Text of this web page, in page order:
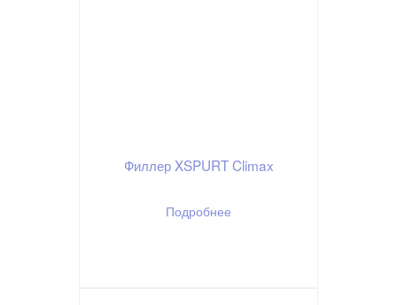
Филлер XSPURT Climax
Подробнее